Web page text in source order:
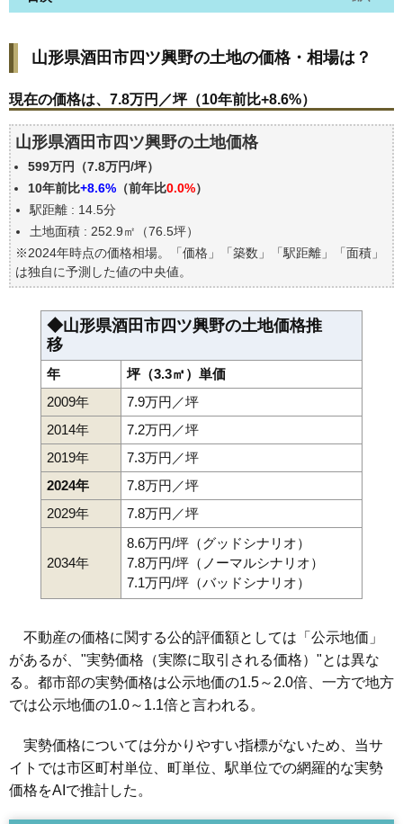
現在の価格は、7.8万円／坪（10年前比+8.6%）
価格を詳細に分析しよう
公示地価はいくら
エリアの将来性を人口予想から検討しよう
自分の年収でいくらの不動産が買える？
山形県酒田市四ツ興野の土地の価格・相場は？
現在の価格は、7.8万円／坪（10年前比+8.6%）
山形県酒田市四ツ興野の土地価格
599万円（7.8万円/坪）
10年前比+8.6% （前年比0.0%）
駅距離 : 14.5分
土地面積 : 252.9㎡（76.5坪）
※2024年時点の価格相場。「価格」「築数」「駅距離」「面積」
は独自に予測した値の中央値。
◆山形県酒田市四ツ興野の土地価格推
移
年
坪（3.3㎡）単価
2009年
7.9万円／坪
2014年
7.2万円／坪
2019年
7.3万円／坪
2024年
7.8万円／坪
2029年
7.8万円／坪
2034年
8.6万円/坪（グッドシナリオ）
7.8万円/坪（ノーマルシナリオ）
7.1万円/坪（バッドシナリオ）
不動産の価格に関する公的評価額としては「公示地価」
があるが、"実勢価格（実際に取引される価格）"とは異な
る。都市部の実勢価格は公示地価の1.5～2.0倍、一方で地方
では公示地価の1.0～1.1倍と言われる。
実勢価格については分かりやすい指標がないため、当サ
イトでは市区町村単位、町単位、駅単位での網羅的な実勢
価格をAIで推計した。